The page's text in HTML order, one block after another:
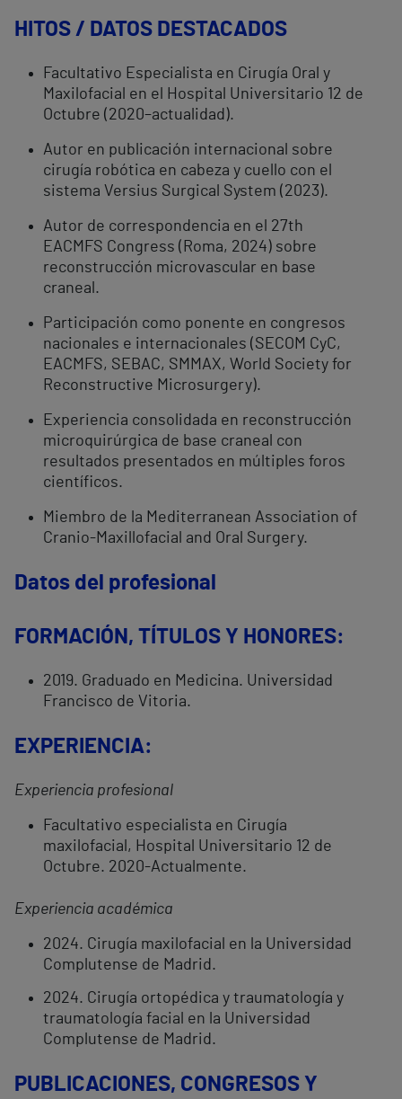
HITOS / DATOS DESTACADOS
Facultativo Especialista en Cirugía Oral y
Maxilofacial en el
Hospital Universitario 12 de
Octubre (2020–actualidad).
Autor en publicación internacional sobre
cirugía robótica en cabeza y cuello con el
sistema Versius Surgical System (2023).
Autor de correspondencia en el 27th
EACMFS Congress (Roma, 2024) sobre
reconstrucción microvascular en base
craneal.
Participación como ponente en congresos
nacionales e internacionales (SECOM CyC,
EACMFS, SEBAC, SMMAX, World Society for
Reconstructive Microsurgery).
Experiencia consolidada en reconstrucción
microquirúrgica de base craneal con
resultados presentados en múltiples foros
científicos.
Miembro de la Mediterranean Association of
Cranio-Maxillofacial and Oral Surgery.
Datos del profesional
FORMACIÓN, TÍTULOS Y HONORES:
2019. Graduado en Medicina. Universidad
Francisco de Vitoria.
EXPERIENCIA:
Experiencia profesional
Facultativo especialista en Cirugía
maxilofacial, Hospital Universitario 12 de
Octubre. 2020-Actualmente.
Experiencia académica
2024. Cirugía maxilofacial en la Universidad
Complutense de Madrid.
2024. Cirugía ortopédica y traumatología y
traumatología facial en la Universidad
Complutense de Madrid.
PUBLICACIONES, CONGRESOS Y